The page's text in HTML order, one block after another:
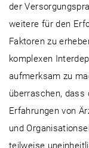
der
weitere für den
Faktoren zu
komplexen
aufmerksam zu
überraschen, dass
Erfahrungen von
und
teilweise